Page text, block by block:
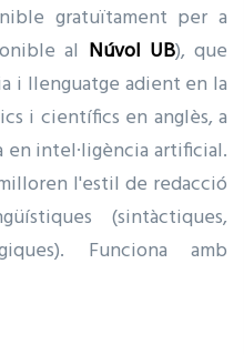
gratuïtament per a
al Núvol UB), que
i llenguatge adient en la
i científics en anglès, a
en intel·ligència artificial.
l'estil de redacció
(sintàctiques,
Funciona amb